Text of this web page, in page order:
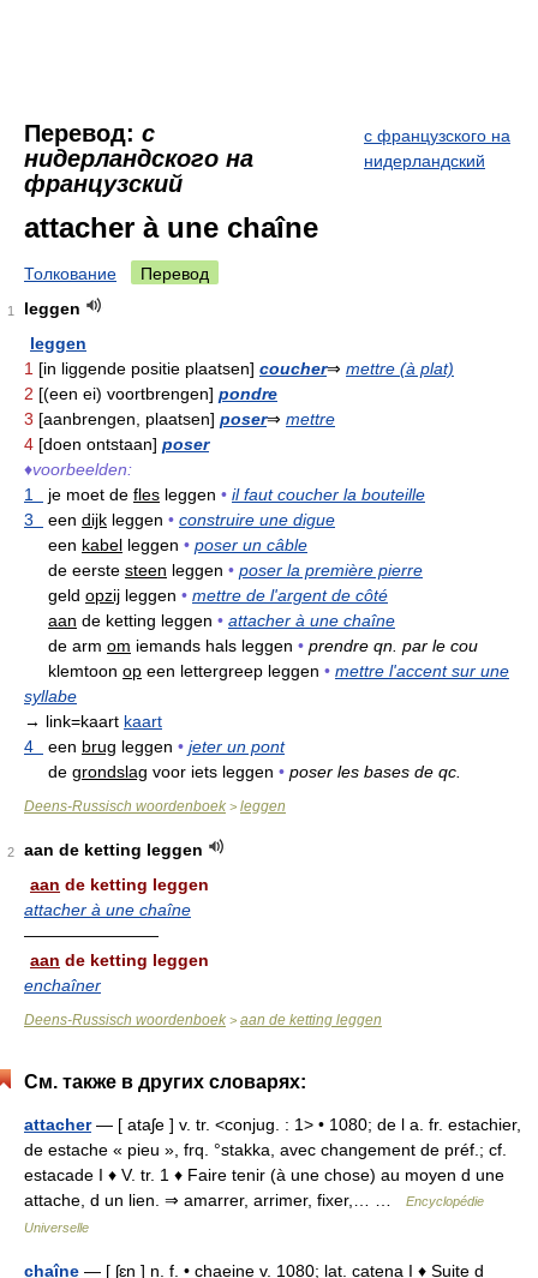
Перевод: с
нидерландского на
французский
с французского на
нидерландский
attacher à une chaîne
Толкование Перевод
1
leggen
leggen
1 [in liggende positie plaatsen] coucher⇒ mettre (à plat)
2 [(een ei) voortbrengen] pondre
3 [aanbrengen, plaatsen] poser⇒ mettre
4 [doen ontstaan] poser
♦voorbeelden:
1
je moet de fles leggen • il faut coucher la bouteille
3
een dijk leggen • construire une digue
een kabel leggen • poser un câble
de eerste steen leggen • poser la première pierre
geld opzij leggen • mettre de l'argent de côté
aan de ketting leggen • attacher à une chaîne
de arm om iemands hals leggen • prendre qn. par le cou
klemtoon op een lettergreep leggen • mettre l'accent sur une
syllabe
→ link=kaart kaart
4
een brug leggen • jeter un pont
de grondslag voor iets leggen • poser les bases de qc.
Deens-Russisch woordenboek > leggen
2
aan de ketting leggen
aan de ketting leggen
attacher à une chaîne
————————
aan de ketting leggen
enchaîner
Deens-Russisch woordenboek > aan de ketting leggen
См. также в других словарях:
attacher— [ ataʃe ] v. tr. <conjug. : 1> • 1080; de l a. fr. estachier,
de estache « pieu », frq. °stakka, avec changement de préf.; cf.
estacade I ♦ V. tr. 1 ♦ Faire tenir (à une chose) au moyen d une
attache, d un lien. ⇒ amarrer, arrimer, fixer,… …
Encyclopédie
Universelle
chaîne — [ ʃɛn ] n. f. • chaeine v. 1080; lat. catena I ♦ Suite d